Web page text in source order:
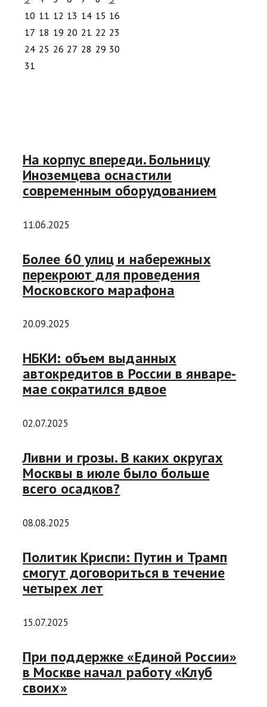
10 11 12 13 14 15 16
17 18 19 20 21 22 23
24 25 26 27 28 29 30
31
На корпус впереди. Больницу
Иноземцева оснастили
современным оборудованием
11.06.2025
Более 60 улиц и набережных
перекроют для проведения
Московского марафона
20.09.2025
НБКИ: объем выданных
автокредитов в России в январе-
мае сократился вдвое
02.07.2025
Ливни и грозы. В каких округах
Москвы в июле было больше
всего осадков?
08.08.2025
Политик Криспи: Путин и Трамп
смогут договориться в течение
четырех лет
15.07.2025
При поддержке «Единой России»
в Москве начал работу «Клуб
своих»